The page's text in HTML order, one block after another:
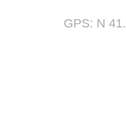
GPS: N